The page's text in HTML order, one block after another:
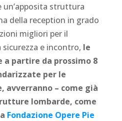
un’apposita struttura
della reception in grado
migliori per il
e incontro, le
partire da prossimo 8
per le
avverranno – come già
lombarde, come
Fondazione Opere Pie